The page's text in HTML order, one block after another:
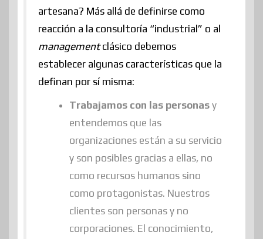
artesana? Más allá de definirse como
reacción a la consultoría “industrial” o al
managementclásico debemos
establecer algunas características que la
definan por sí misma:
Trabajamos con las personasy
entendemos que las
organizaciones están a su servicio
y son posibles gracias a ellas, no
como recursos humanos sino
como protagonistas. Nuestros
clientes son personas y no
corporaciones. El conocimiento,